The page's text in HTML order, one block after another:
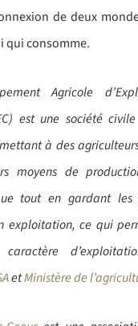
de deux
qui consomme.
Agricole
est une société
à des
moyens de
tout en gardant les
exploitation, ce qui
etMinistère de